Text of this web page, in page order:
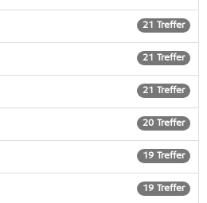
21 Treffer
21 Treffer
21 Treffer
20 Treffer
19 Treffer
19 Treffer